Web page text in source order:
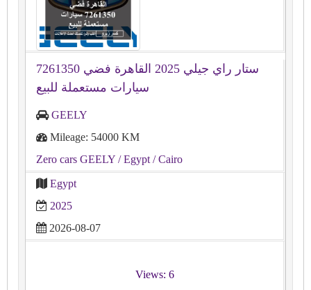
ستار راي جيلي 2025 القاهرة فضي 7261350
سيارات مستعملة للبيع
GEELY
Mileage: 54000 KM
Zero cars GEELY / Egypt / Cairo
Egypt
2025
2026-08-07
Views: 6